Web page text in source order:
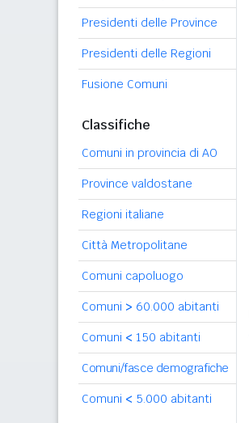
Presidenti delle Province
Presidenti delle Regioni
Fusione Comuni
Classifiche
Comuni in provincia di AO
Province valdostane
Regioni italiane
Città Metropolitane
Comuni capoluogo
Comuni > 60.000 abitanti
Comuni < 150 abitanti
Comuni/fasce demografiche
Comuni < 5.000 abitanti